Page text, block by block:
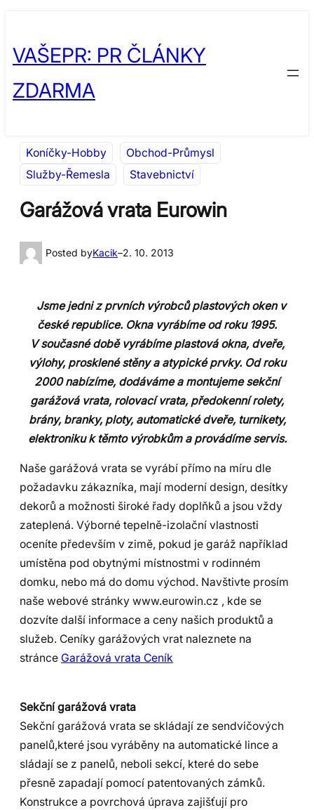
obsah
content
VAŠEPR: PR ČLÁNKY
ZDARMA
Koníčky-Hobby
Obchod-Průmysl
Služby-Řemesla
Stavebnictví
Garážová vrata Eurowin
Posted byKacik–2. 10. 2013
Jsme jedni z prvních výrobců plastových oken v
české republice. Okna vyrábíme od roku 1995.
Vsoučasné době vyrábíme plastová okna, dveře,
výlohy, prosklené stěny a atypické prvky. Od roku
2000 nabízíme, dodáváme a montujeme sekční
garážová vrata, rolovací vrata, předokenní rolety,
brány, branky, ploty, automatické dveře, turnikety,
elektroniku k těmto výrobkům a provádíme servis.
Naše garážová vrata se vyrábí přímo na míru dle
požadavku zákazníka, mají moderní design, desítky
dekorů a možnosti široké řady doplňků a jsou vždy
zateplená. Výborné tepelně-izolační vlastnosti
oceníte především v zimě, pokud je garáž například
umístěna pod obytnými místnostmi v rodinném
domku, nebo má do domu východ. Navštivte prosím
naše webové stránky www.eurowin.cz , kde se
dozvíte další informace a ceny našich produktů a
služeb. Ceníky garážových vrat naleznete na
stránce Garážová vrata Ceník
Sekční garážová vrata
Sekční garážová vrata se skládají ze sendvičových
panelů,které jsou vyráběny na automatické lince a
sládají se z panelů, neboli sekcí, které do sebe
přesně zapadají pomocí patentovaných zámků.
Konstrukce a povrchová úprava zajišťují pro